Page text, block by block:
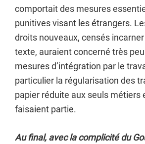
comportait des mesures
punitives visant les étrangers.
droits nouveaux, censés incarner
texte, auraient concerné très
mesures d’intégration par le
particulier la régularisation des
papier réduite aux seuls métiers
faisaient partie.
Au final, avec la complicité du